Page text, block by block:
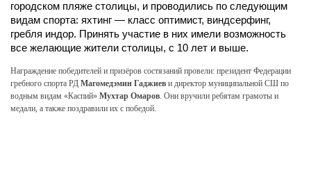
городском пляже столицы, и проводились по следующим
видам спорта: яхтинг — класс оптимист, виндсерфинг,
гребля индор. Принять участие в них имели возможность
все желающие жители столицы, с 10 лет и выше.
Награждение победителей и призёров состязаний провели: президент Федерации
гребного спорта РД Магомедэмин Гаджиев и директор муниципальной СШ по
водным видам «Каспий» Мухтар Омаров. Они вручили ребятам грамоты и
медали, а также поздравили их с победой.